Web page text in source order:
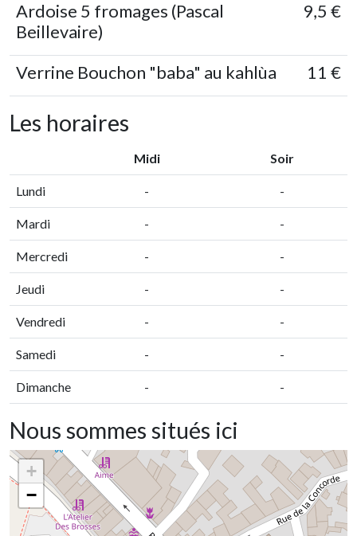
Ardoise 5 fromages (Pascal
Beillevaire)
9,5 €
Verrine Bouchon "baba" au kahlùa 11 €
Les horaires
Midi Soir
Lundi - -
Mardi - -
Mercredi - -
Jeudi - -
Vendredi - -
Samedi - -
Dimanche - -
Nous sommes situés ici
+
−